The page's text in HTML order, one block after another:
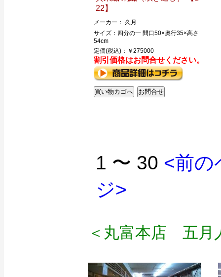
22】
メーカー： 久月
サイズ：四分の一 間口50×奥行35×高さ
54cm
定価(税込)：￥275000
割引価格はお問合せください。
1 〜 30 <前の
ジ>
＜丸富本店 五月